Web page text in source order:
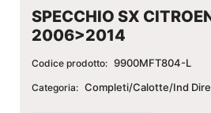
SPECCHIO SX
2006>2014
Codice prodotto: 9900MFT804-L
Categoria: Completi/Calotte/Ind